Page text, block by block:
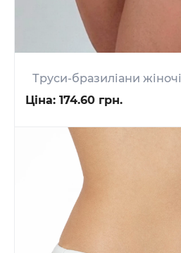
Труси-бразиліани жіночі
Ціна: 174.60 грн.